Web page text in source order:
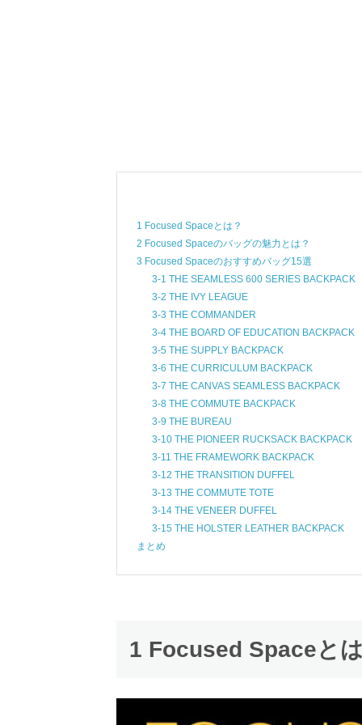
1 Focused Spaceとは？
2 Focused Spaceのバッグの魅力とは？
3 Focused Spaceのおすすめバッグ15選
3-1 THE SEAMLESS 600 SERIES BACKPACK
3-2 THE IVY LEAGUE
3-3 THE COMMANDER
3-4 THE BOARD OF EDUCATION BACKPACK
3-5 THE SUPPLY BACKPACK
3-6 THE CURRICULUM BACKPACK
3-7 THE CANVAS SEAMLESS BACKPACK
3-8 THE COMMUTE BACKPACK
3-9 THE BUREAU
3-10 THE PIONEER RUCKSACK BACKPACK
3-11 THE FRAMEWORK BACKPACK
3-12 THE TRANSITION DUFFEL
3-13 THE COMMUTE TOTE
3-14 THE VENEER DUFFEL
3-15 THE HOLSTER LEATHER BACKPACK
まとめ
1 Focused Spaceと